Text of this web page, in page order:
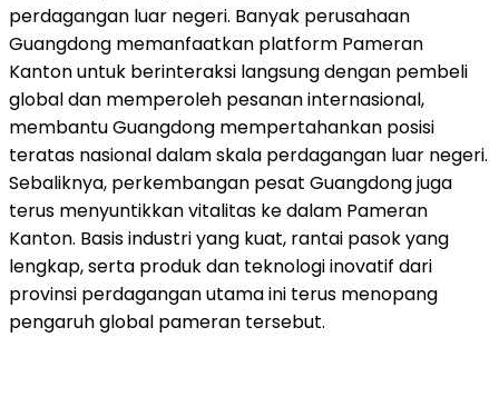
perdagangan luar negeri. Banyak perusahaan
Guangdong memanfaatkan platform Pameran
Kanton untuk berinteraksi langsung dengan pembeli
global dan memperoleh pesanan internasional,
membantu Guangdong mempertahankan posisi
teratas nasional dalam skala perdagangan luar negeri.
Sebaliknya, perkembangan pesat Guangdong juga
terus menyuntikkan vitalitas ke dalam Pameran
Kanton. Basis industri yang kuat, rantai pasok yang
lengkap, serta produk dan teknologi inovatif dari
provinsi perdagangan utama ini terus menopang
pengaruh global pameran tersebut.